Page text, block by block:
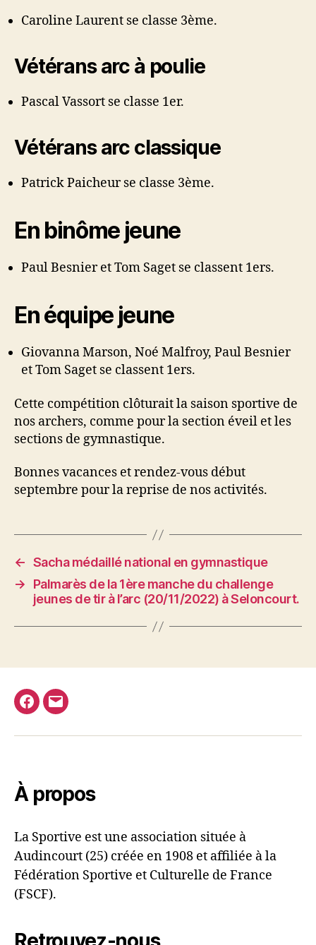
Caroline Laurent se classe 3ème.
Vétérans arc à poulie
Pascal Vassort se classe 1er.
Vétérans arc classique
Patrick Paicheur se classe 3ème.
En binôme jeune
Paul Besnier et Tom Saget se classent 1ers.
En équipe jeune
Giovanna Marson, Noé Malfroy, Paul Besnier
et Tom Saget se classent 1ers.
Cette compétition clôturait la saison sportive de
nos archers, comme pour la section éveil et les
sections de gymnastique.
Bonnes vacances et rendez-vous début
septembre pour la reprise de nos activités.
← Sacha médaillé national en gymnastique
→
Palmarès de la 1ère manche du challenge
jeunes de tir à l’arc (20/11/2022) à Seloncourt.
Facebook
E-
À propos
La Sportive est une association située à
Audincourt (25) créée en 1908 et affiliée à la
Fédération Sportive et Culturelle de France
(FSCF).